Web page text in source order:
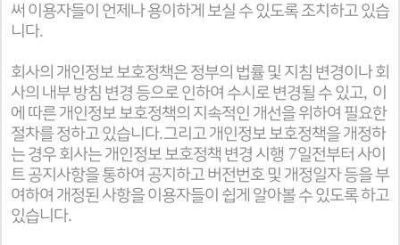
써 이용자들이 언제나 용이하게 보실 수 있도록 조치하고 있습
니다.
회사의 개인정보 보호정책은 정부의 법률 및 지침 변경이나 회
사의 내부 방침 변경 등으로 인하여 수시로 변경될 수 있고, 이
에 따른 개인정보 보호정책의 지속적인 개선을 위하여 필요한
절차를 정하고 있습니다.그리고 개인정보 보호정책을 개정하
는 경우 회사는 개인정보 보호정책 변경 시행 7일전부터 사이
트 공지사항을 통하여 공지하고 버전번호 및 개정일자 등을 부
여하여 개정된 사항을 이용자들이 쉽게 알아볼 수 있도록 하고
있습니다.